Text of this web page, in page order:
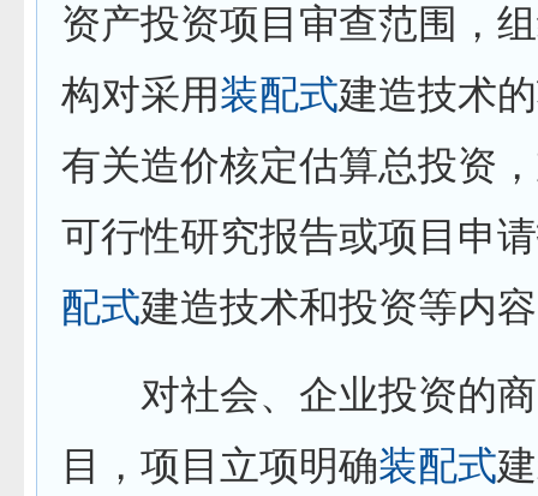
资产投资项目审查范围，
构对采用装配式建造技术
有关造价核定估算总投资
可行性研究报告或项目申
配式建造技术和投资等内
对社会、企业投资的商
目，项目立项明确装配式